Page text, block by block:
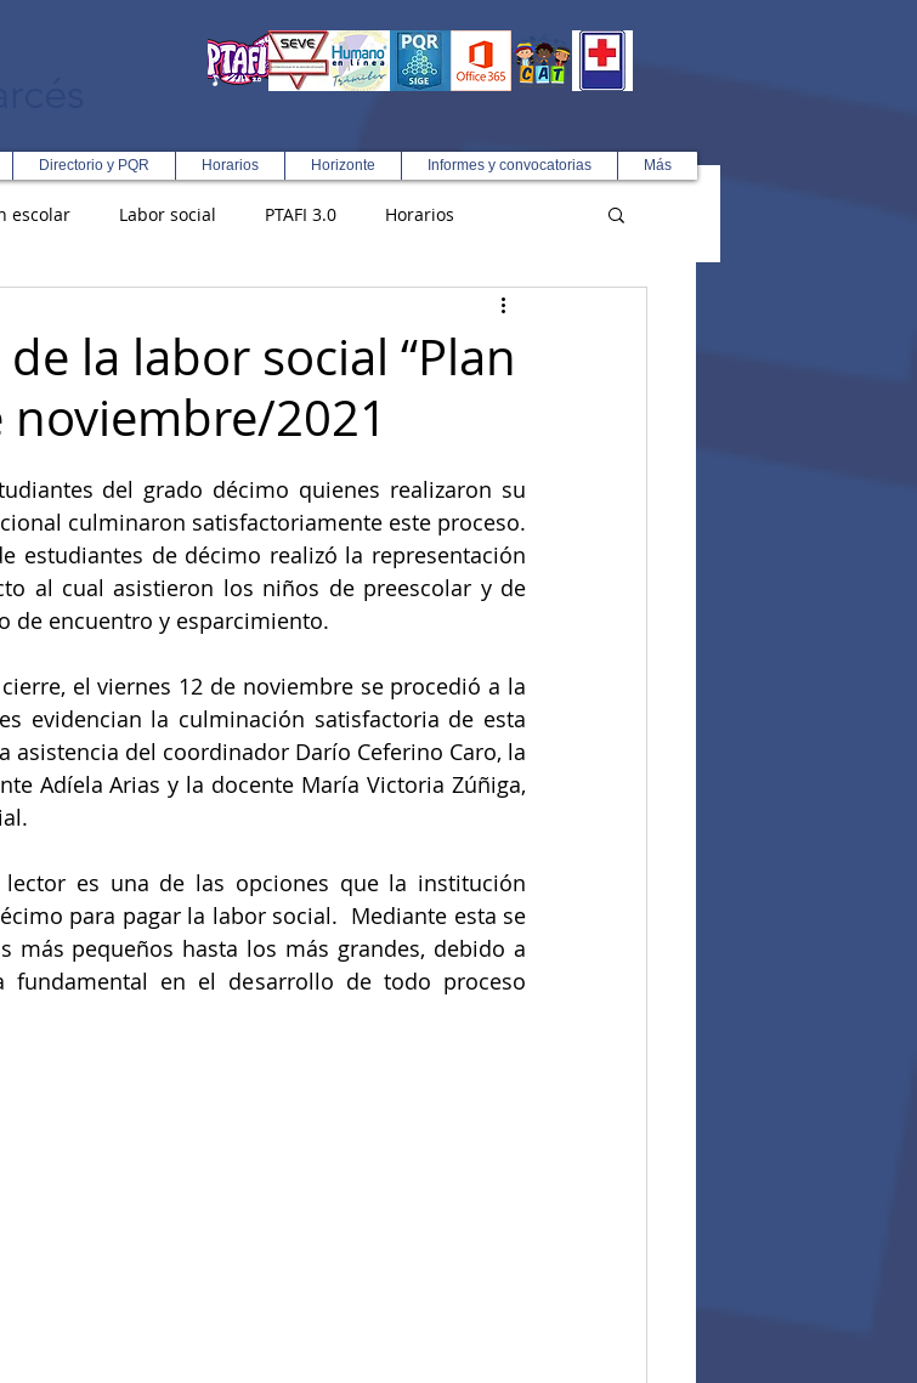
Directorio y PQR Horarios Horizonte Informes y convocatorias Más
escolar Labor social PTAFI 3.0 Horarios
la labor social “Plan
noviembre/2021
del grado décimo quienes realizaron su
culminaron satisfactoriamente este proceso.
estudiantes de décimo realizó la representación
al cual asistieron los niños de preescolar y de
de encuentro y esparcimiento.
el viernes 12 de noviembre se procedió a la
evidencian la culminación satisfactoria de esta
asistencia del coordinador Darío Ceferino Caro, la
Adíela Arias y la docente María Victoria Zúñiga,
es una de las opciones que la institución
para pagar la labor social.  Mediante esta se
más pequeños hasta los más grandes, debido a
fundamental en el desarrollo de todo proceso